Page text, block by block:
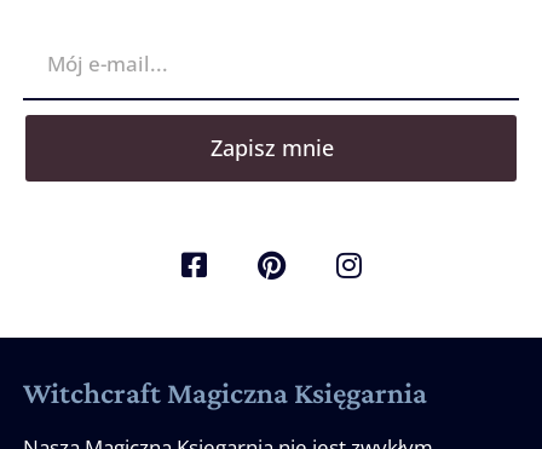
Zapisz mnie
Witchcraft Magiczna Księgarnia